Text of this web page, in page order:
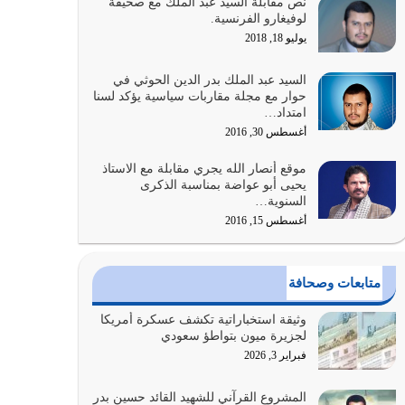
الله المتمثل في القرآن الكريم
يوليو 31, 2026
أولياء الشيطان كلما كانوا أكثر ولاءً وطاعة للشيطان
كلما كانوا أكثر ضعفاً
يوليو 30, 2026
والرزق والاستبشار والنجاة والخلود في…
يوليو 29, 2026
هل نحن من الصالحين؟ قيِّم نفسك هنا اترك القرآن
على أصله وأعرض نفسك، وأعرض ما لديك على…
يوليو 27, 2026
عندما يكون عدوك هو عدو الله معناه أن تكون نقاط
لوفيغارو الفرنسية.
يوليو 18, 2018
السيد عبد الملك بدر الدين الحوثي في
حوار مع مجلة مقاربات سياسية يؤكد لسنا
امتداد…
أغسطس 30, 2016
موقع أنصار الله يجري مقابلة مع الاستاذ
يحيى أبو عواضة بمناسبة الذكرى
السنوية…
أغسطس 15, 2016
متابعات وصحافة
وثيقة استخباراتية تكشف عسكرة أمريكا
لجزيرة ميون بتواطؤ سعودي
فبراير 3, 2026
المشروع القرآني للشهيد القائد حسين بدر